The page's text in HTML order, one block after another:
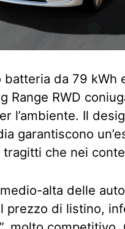
batteria da 79 kWh
Range RWD
l’ambiente. Il
garantiscono
tragitti che nei
alta delle
prezzo di listino,